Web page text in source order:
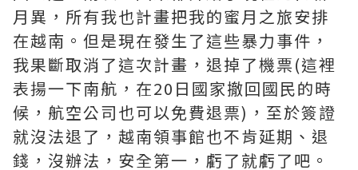
月異，所有我也計畫把我的蜜月之旅安排
在越南。但是現在發生了這些暴力事件，
我果斷取消了這次計畫，退掉了機票(這裡
表揚一下南航，在20日國家撤回國民的時
候，航空公司也可以免費退票)，至於簽證
就沒法退了，越南領事館也不肯延期、退
錢，沒辦法，安全第一，虧了就虧了吧。